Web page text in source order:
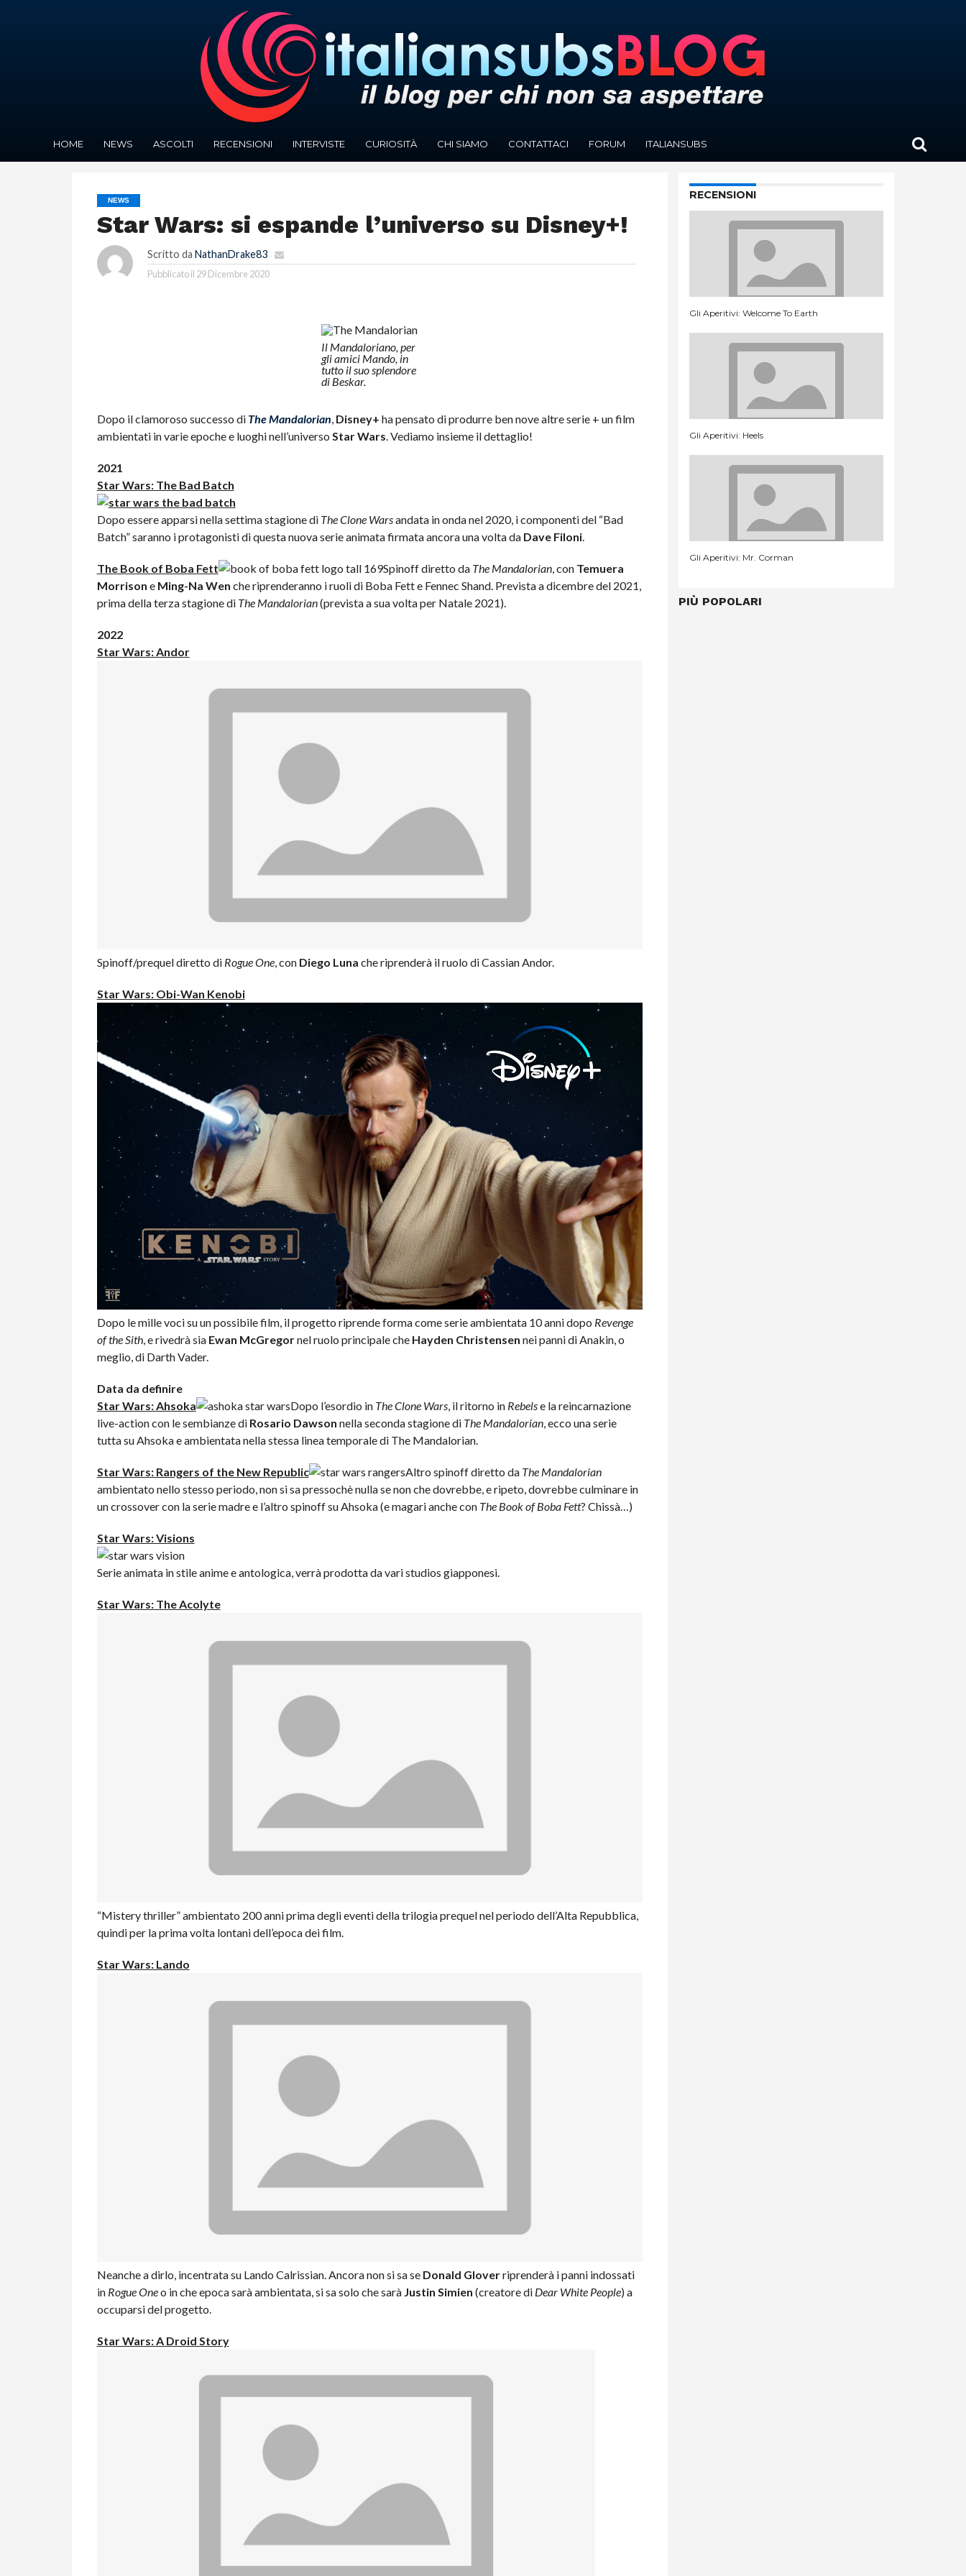
HOME NEWS ASCOLTI RECENSIONI INTERVISTE CURIOSITÀ CHI SIAMO CONTATTACI FORUM ITALIANSUBS
NEWS
Star Wars: si espande l’universo su Disney+!
Scritto da NathanDrake83
Pubblicato il 29 Dicembre 2020
Il Mandaloriano, per
gli amici Mando, in
tutto il suo splendore
di Beskar.
Dopo il clamoroso successo di The Mandalorian, Disney+ ha pensato di produrre ben nove altre serie + un film
ambientati in varie epoche e luoghi nell’universo Star Wars. Vediamo insieme il dettaglio!
2021
Star Wars: The Bad Batch
Dopo essere apparsi nella settima stagione di The Clone Warsandata in onda nel 2020, i componenti del “Bad
Batch” saranno i protagonisti di questa nuova serie animata firmata ancora una volta da Dave Filoni.
The Book of Boba Fett Spinoff diretto da The Mandalorian, con Temuera
Morrison e Ming-Na Wen che riprenderanno i ruoli di Boba Fett e Fennec Shand. Prevista a dicembre del 2021,
prima della terza stagione di The Mandalorian(prevista a sua volta per Natale 2021).
2022
Star Wars: Andor
Spinoff/prequel diretto di Rogue One, con Diego Luna che riprenderà il ruolo di Cassian Andor.
Star Wars: Obi-Wan Kenobi
Dopo le mille voci su un possibile film, il progetto riprende forma come serie ambientata 10 anni dopo Revenge
of the Sith, e rivedrà sia Ewan McGregornel ruolo principale che Hayden Christensen nei panni di Anakin, o
meglio, di Darth Vader.
Data da definire
Star Wars: Ahsoka
Dopo l’esordio in The Clone Wars, il ritorno in Rebelse la reincarnazione
live-action con le sembianze di Rosario Dawson nella seconda stagione di The Mandalorian, ecco una serie
tutta su Ahsoka e ambientata nella stessa linea temporale di The Mandalorian.
Star Wars: Rangers of the New Republic Altro spinoff diretto da The Mandalorian
ambientato nello stesso periodo, non si sa pressochè nulla se non che dovrebbe, e ripeto, dovrebbe culminare in
un crossover con la serie madre e l’altro spinoff su Ahsoka (e magari anche con The Book of Boba Fett? Chissà…)
Star Wars: Visions
Serie animata in stile anime e antologica, verrà prodotta da vari studios giapponesi.
Star Wars: The Acolyte
“Mistery thriller” ambientato 200 anni prima degli eventi della trilogia prequel nel periodo dell’Alta Repubblica,
quindi per la prima volta lontani dell’epoca dei film.
Star Wars: Lando
Neanche a dirlo, incentrata su Lando Calrissian. Ancora non si sa se Donald Gloverriprenderà i panni indossati
in Rogue Oneo in che epoca sarà ambientata, si sa solo che sarà Justin Simien (creatore di Dear White People) a
occuparsi del progetto.
Star Wars: A Droid Story
RECENSIONI
Gli Aperitivi: Welcome To Earth
Gli Aperitivi: Heels
Gli Aperitivi: Mr. Corman
PIÙ POPOLARI